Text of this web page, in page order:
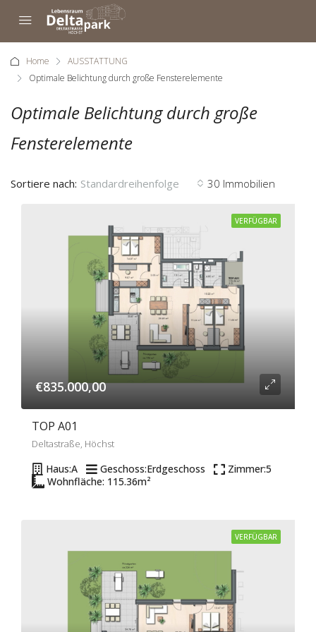
Home
AUSSTATTUNG
Optimale Belichtung durch große Fensterelemente
Optimale Belichtung durch große
Fensterelemente
30 Immobilien
Sortiere nach: Standardreihenfolge
VERFÜGBAR
€835.000,00
TOP A01
Deltastraße, Höchst
Haus:A Geschoss:Erdgeschoss Zimmer:5
Wohnfläche: 115.36m²
VERFÜGBAR